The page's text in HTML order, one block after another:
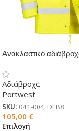
Ανακλαστικό
Αδιάβροχα
Portwest
SKU: 041-004_DEB8
105,00 €
Επιλογή